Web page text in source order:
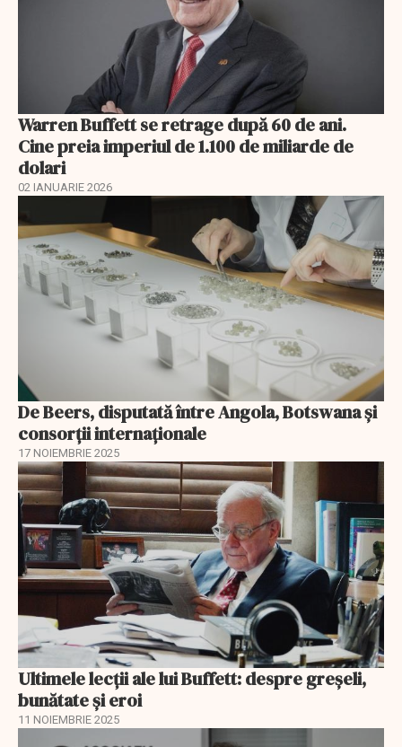
Warren Buffett se retrage după 60 de ani.
Cine preia imperiul de 1.100 de miliarde de
dolari
02 IANUARIE 2026
De Beers, disputată între Angola, Botswana și
consorții internaționale
17 NOIEMBRIE 2025
Ultimele lecții ale lui Buffett: despre greșeli,
bunătate și eroi
11 NOIEMBRIE 2025